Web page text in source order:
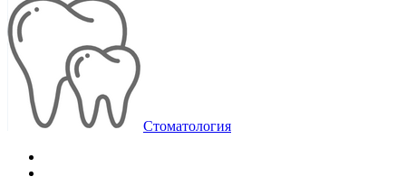
Стоматология